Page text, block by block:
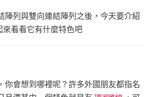
陣列與雙向連結陣列之後，今天要介紹
來看看它有什麼特色吧
你會想到哪裡呢？許多外國朋友都指名